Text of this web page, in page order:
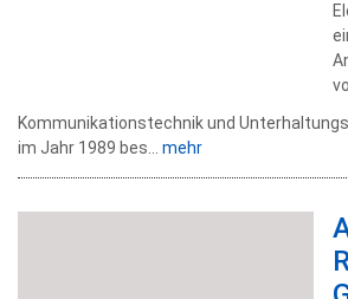
Kommunikationstechnik und
im Jahr 1989 bes... mehr